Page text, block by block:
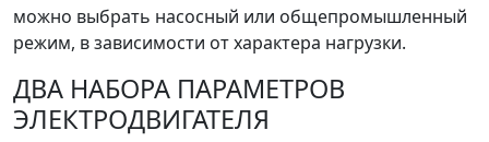
можно выбрать насосный или общепромышленный
режим, в зависимости от характера нагрузки.
ДВА НАБОРА ПАРАМЕТРОВ
ЭЛЕКТРОДВИГАТЕЛЯ